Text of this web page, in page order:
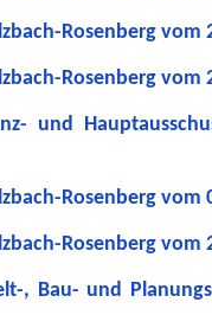
Rosenberg vom
Rosenberg vom
und
Rosenberg vom
Rosenberg vom
Bau- und